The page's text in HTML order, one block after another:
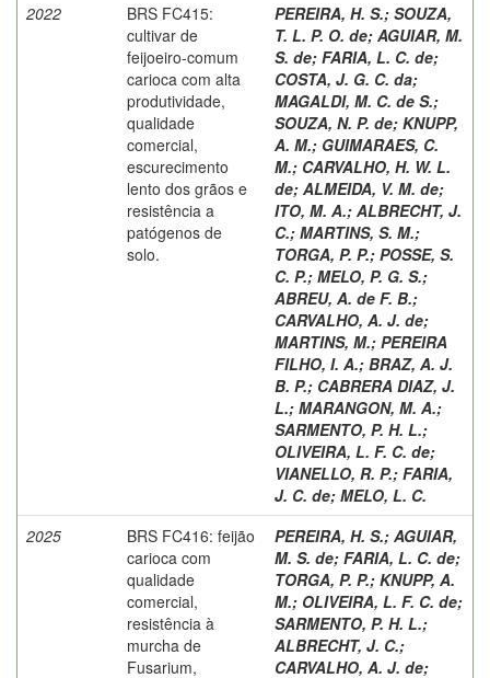
2022
BRS FC415:
cultivar de
feijoeiro-comum
carioca com alta
produtividade,
qualidade
comercial,
escurecimento
lento dos grãos e
resistência a
patógenos de
solo.
PEREIRA, H. S.; SOUZA,
T. L. P. O. de; AGUIAR, M.
S. de; FARIA, L. C. de;
COSTA, J. G. C. da;
MAGALDI, M. C. de S.;
SOUZA, N. P. de; KNUPP,
A. M.; GUIMARAES, C.
M.; CARVALHO, H. W. L.
de; ALMEIDA, V. M. de;
ITO, M. A.; ALBRECHT, J.
C.; MARTINS, S. M.;
TORGA, P. P.; POSSE, S.
C. P.; MELO, P. G. S.;
ABREU, A. de F. B.;
CARVALHO, A. J. de;
MARTINS, M.; PEREIRA
FILHO, I. A.; BRAZ, A. J.
B. P.; CABRERA DIAZ, J.
L.; MARANGON, M. A.;
SARMENTO, P. H. L.;
OLIVEIRA, L. F. C. de;
VIANELLO, R. P.; FARIA,
J. C. de; MELO, L. C.
2025
BRS FC416: feijão
carioca com
qualidade
comercial,
resistência à
murcha de
Fusarium,
PEREIRA, H. S.; AGUIAR,
M. S. de; FARIA, L. C. de;
TORGA, P. P.; KNUPP, A.
M.; OLIVEIRA, L. F. C. de;
SARMENTO, P. H. L.;
ALBRECHT, J. C.;
CARVALHO, A. J. de;